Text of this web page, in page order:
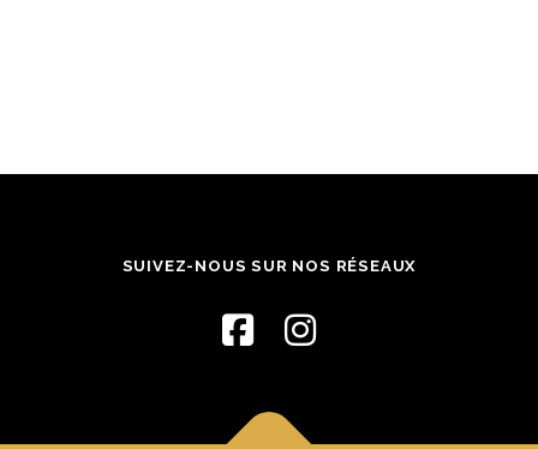
SUIVEZ-NOUS SUR NOS RÉSEAUX